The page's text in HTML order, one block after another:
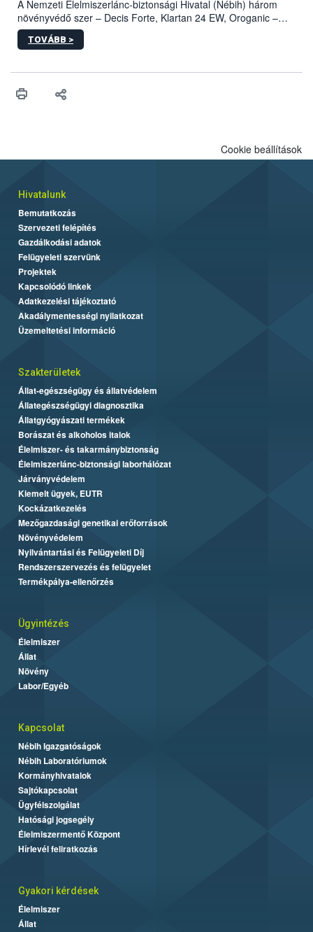
A Nemzeti Élelmiszerlánc-biztonsági Hivatal (Nébih) három
növényvédő szer – Decis Forte, Klartan 24 EW, Oroganic –
engedélyokiratát módosította, így azok a szüretet követően,
egészen a vesszőérettség (BBCH 91) stádiumáig
érésű szőlőkben is legyen lehetőség a károsító elleni további
felhasználók számára is elérhető és ökológiai termesztésben is
TOVÁBB >
Cookie beállítások
Hivatalunk
Bemutatkozás
Szervezeti felépítés
Gazdálkodási adatok
Felügyeleti szervünk
Projektek
Kapcsolódó linkek
Adatkezelési tájékoztató
Akadálymentességi nyilatkozat
Üzemeltetési információ
Szakterületek
Állat-egészségügy és állatvédelem
Állategészségügyi diagnosztika
Állatgyógyászati termékek
Borászat és alkoholos italok
Élelmiszer- és takarmánybiztonság
Élelmiszerlánc-biztonsági laborhálózat
Járványvédelem
Kiemelt ügyek, EUTR
Kockázatkezelés
Mezőgazdasági genetikai erőforrások
Növényvédelem
Nyilvántartási és Felügyeleti Díj
Rendszerszervezés és felügyelet
Termékpálya-ellenőrzés
Ügyintézés
Élelmiszer
Állat
Növény
Labor/Egyéb
Kapcsolat
Nébih Igazgatóságok
Nébih Laboratóriumok
Kormányhivatalok
Sajtókapcsolat
Ügyfélszolgálat
Hatósági jogsegély
Élelmiszermentő Központ
Hírlevél feliratkozás
Gyakori kérdések
Élelmiszer
Állat